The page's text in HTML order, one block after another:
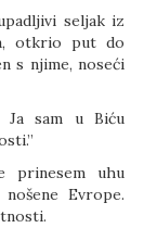
seljak iz
otkrio put do
s njime, noseći
Ja sam u Biću
prinesem uhu
Evrope.